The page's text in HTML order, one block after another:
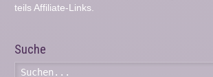
teils Affiliate-Links.
Suche